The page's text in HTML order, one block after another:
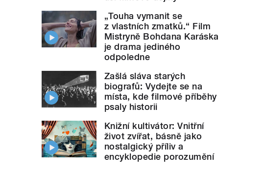
„Touha vymanit se
z vlastních zmatků.“ Film
Mistryně Bohdana Karáska
je drama jediného
odpoledne
Zašlá sláva starých
biografů: Vydejte se na
místa, kde filmové příběhy
psaly historii
Knižní kultivátor: Vnitřní
život zvířat, básně jako
nostalgický příliv a
encyklopedie porozumění